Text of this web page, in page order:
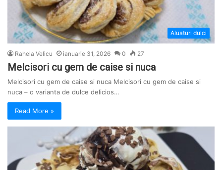
Aluaturi dulci
Rahela Velicu ianuarie 31, 2026 0 27
Melcisori cu gem de caise si nuca
Melcisori cu gem de caise si nuca Melcisori cu gem de caise si
nuca – o varianta de dulce delicios…
Read More »